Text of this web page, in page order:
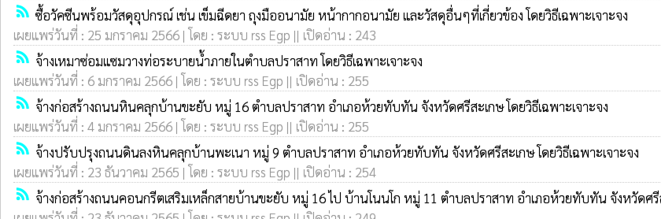
rss_feed ซื้อวัคซีนพร้อมวัสดุอุปกรณ์ เช่น เข็มฉีดยา ถุงมืออนามัย หน้ากากอนามัย และวัสดุอื่นๆที่เกี่ยวข้อง โดยวิธีเฉพาะเจาะจง
เผยแพร่วันที่ : 25 มกราคม 2566 | โดย : ระบบ rss Egp || เปิดอ่าน : 243
rss_feed จ้างเหมาซ่อมแซมวางท่อระบายน้ำภายในตำบลปราสาท โดยวิธีเฉพาะเจาะจง
เผยแพร่วันที่ : 6 มกราคม 2566 | โดย : ระบบ rss Egp || เปิดอ่าน : 255
rss_feed จ้างก่อสร้างถนนหินคลุกบ้านขะยับ หมู่ 16 ตำบลปราสาท อำเภอห้วยทับทัน จังหวัดศรีสะเกษ โดยวิธีเฉพาะเจาะจง
เผยแพร่วันที่ : 4 มกราคม 2566 | โดย : ระบบ rss Egp || เปิดอ่าน : 255
rss_feed จ้างปรับปรุงถนนดินลงหินคลุกบ้านพะเนา หมู่ 9 ตำบลปราสาท อำเภอห้วยทับทัน จังหวัดศรีสะเกษ โดยวิธีเฉพาะเจาะจง
เผยแพร่วันที่ : 23 ธันวาคม 2565 | โดย : ระบบ rss Egp || เปิดอ่าน : 254
rss_feed จ้างก่อสร้างถนนคอนกรีตเสริมเหล็กสายบ้านขะยับ หมู่ 16 ไป บ้านโนนโก หมู่ 11 ตำบลปราสาท อำเภอห้วยทับทัน จังหวัดศรีส